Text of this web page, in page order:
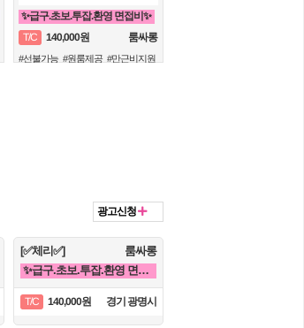
✨급구.초보.투잡.환영 면접비✨
T/C
140,000원 룸싸롱
#선불가능 #원룸제공 #만근비지원
광고신청
[✅체리✅]
룸싸롱
✨급구.초보.투잡.환영 면접비✨
T/C 140,000원 경기 광명시